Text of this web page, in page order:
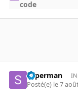
code
superman
Posté(e) le 7